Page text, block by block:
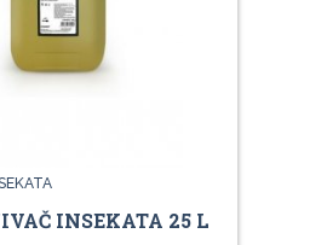
INSEKATA 25 L